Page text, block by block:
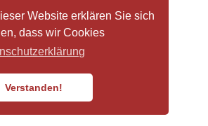
Website erklären Sie sich
dass wir Cookies
Verstanden!
der Volksvereine türkischer